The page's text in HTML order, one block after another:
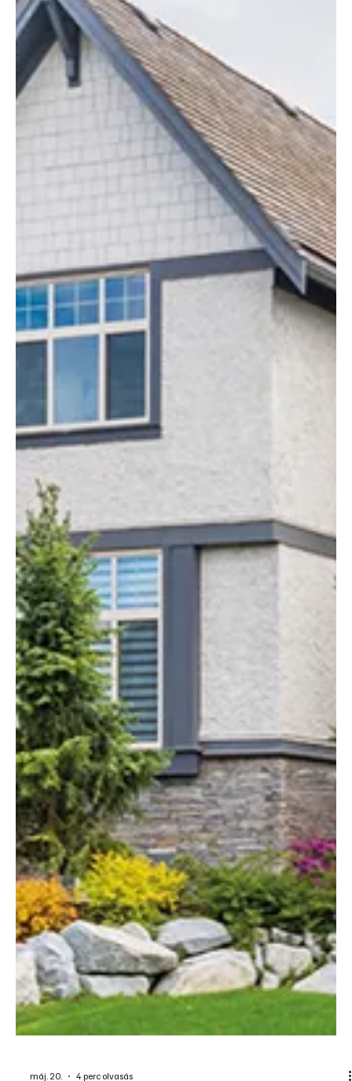
padlásfödém-szigetelési program 2026-ban is folytatódik, a
kormányzati célkitűzések szerint 2027 végéig. A program
keretében önerő, hitel és jövedelemvizsgálat nélkül, 25 cm vastag
üveggyapot szigetelés kerül a padlásra, ami 20-30%-os fűtési
megtakarítást eredményezhet. A népszerű projekt keretébe